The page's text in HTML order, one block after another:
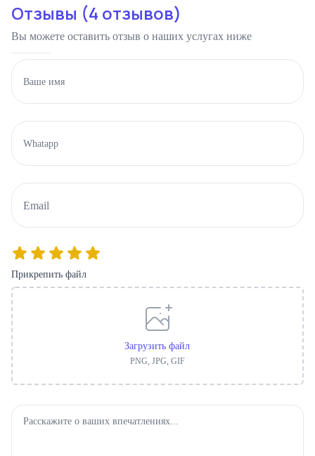
Отзывы (4 отзывов)
Вы можете оставить отзыв о наших услугах ниже
Прикрепить файл
Загрузить файл
PNG, JPG, GIF